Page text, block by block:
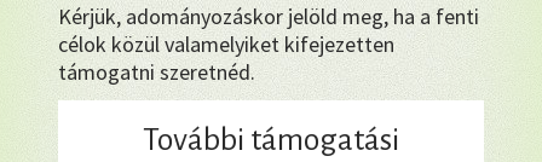
Kérjük, adományozáskor jelöld meg, ha a fenti
célok közül valamelyiket kifejezetten
támogatni szeretnéd.
További támogatási